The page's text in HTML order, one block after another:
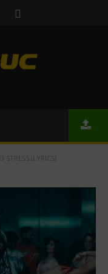
STRESS (LYRICS)